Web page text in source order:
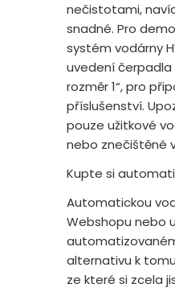
nečistotami,
snadné. Pro
systém vodárny
uvedení
rozměr 1“, pro
příslušenství.
pouze užitkové
nebo znečištěné
Kupte si
Automatickou
Webshopu nebo
alternativu k
ze které si zcela